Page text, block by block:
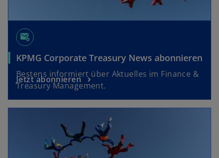
attach_email
KPMG Corporate Treasury News abonnieren
Bestens informiert über Aktuelles im Finance &
Treasury Management.
Jetzt abonnieren